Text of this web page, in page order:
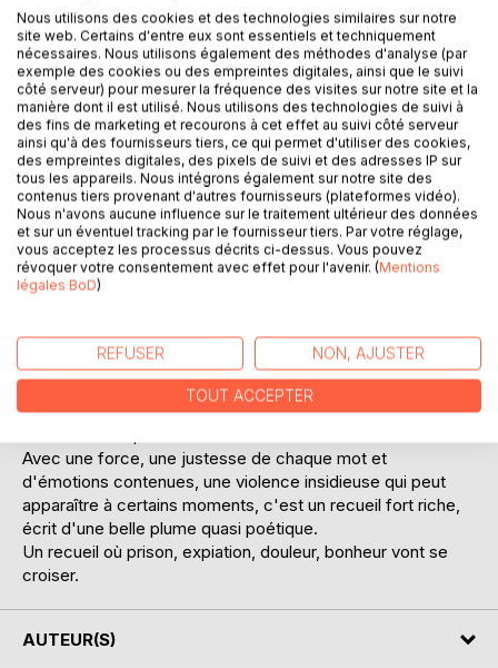
Ajouter à ma liste d'envies
Laisser un avis
DESCRIPTION
Le thème principal de ce livre est la fameuse Tour D'ivoire
et l'auteure va nous emmener à travers différentes
La Tour D'ivoire qui vous emprisonne et vous empoisonne
l'esprit, celle qui vous délivre de la réalité et vous permet
de vivre, celle qui vous permet de hurler silencieusement,
celle qui vous transporte d'une réalité à une autre, celle qui
Avec une force, une justesse de chaque mot et
d'émotions contenues, une violence insidieuse qui peut
apparaître à certains moments, c'est un recueil fort riche,
écrit d'une belle plume quasi poétique.
Un recueil où prison, expiation, douleur, bonheur vont se
croiser.
AUTEUR(S)
Nous utilisons des cookies et des technologies similaires sur notre
site web. Certains d'entre eux sont essentiels et techniquement
nécessaires. Nous utilisons également des méthodes d'analyse (par
exemple des cookies ou des empreintes digitales, ainsi que le suivi
côté serveur) pour mesurer la fréquence des visites sur notre site et la
manière dont il est utilisé. Nous utilisons des technologies de suivi à
des fins de marketing et recourons à cet effet au suivi côté serveur
ainsi qu'à des fournisseurs tiers, ce qui permet d'utiliser des cookies,
des empreintes digitales, des pixels de suivi et des adresses IP sur
tous les appareils. Nous intégrons également sur notre site des
contenus tiers provenant d'autres fournisseurs (plateformes vidéo).
Nous n'avons aucune influence sur le traitement ultérieur des données
et sur un éventuel tracking par le fournisseur tiers. Par votre réglage,
vous acceptez les processus décrits ci-dessus. Vous pouvez
révoquer votre consentement avec effet pour l'avenir. (Mentions
légales BoD)
REFUSER NON, AJUSTER
TOUT ACCEPTER